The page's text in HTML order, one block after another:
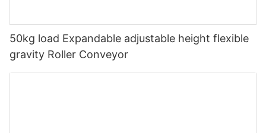
50kg load Expandable adjustable height flexible
gravity Roller Conveyor